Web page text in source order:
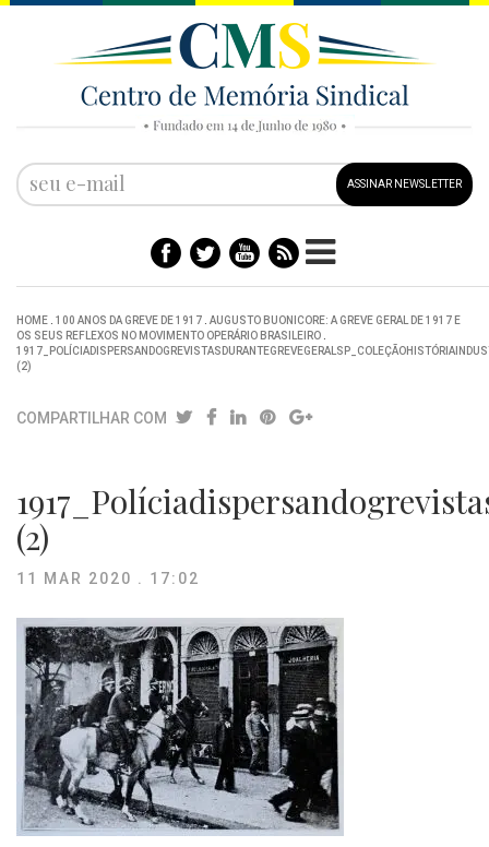
ASSINAR NEWSLETTER
HOME 100 ANOS DA GREVE DE 1917
AUGUSTO BUONICORE: A GREVE GERAL DE 1917 E
OS SEUS REFLEXOS NO MOVIMENTO OPERÁRIO BRASILEIRO
(2)
COMPARTILHAR COM
(2)
11 MAR 2020 . 17:02